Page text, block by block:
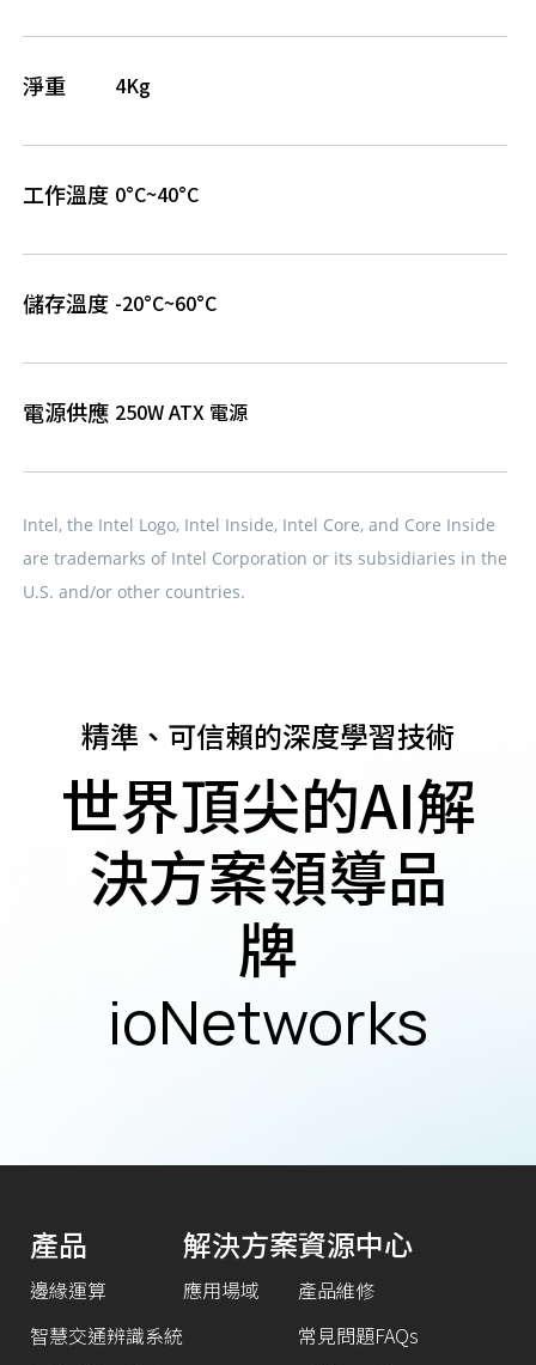
淨重 4Kg
工作溫度 0°C~40°C
儲存溫度 -20°C~60°C
電源供應 250W ATX 電源
Intel, the Intel Logo, Intel Inside, Intel Core, and Core Inside
are trademarks of Intel Corporation or its subsidiaries in the
U.S. and/or other countries.
精準、可信賴的深度學習技術
世界頂尖的AI解
決方案領導品
牌
ioNetworks
產品
邊緣運算
智慧交通辨識系統
解決方案
應用場域
資源中心
產品維修
常見問題FAQs